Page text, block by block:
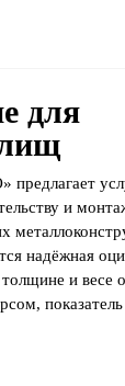
для
и
надёжная
и весе